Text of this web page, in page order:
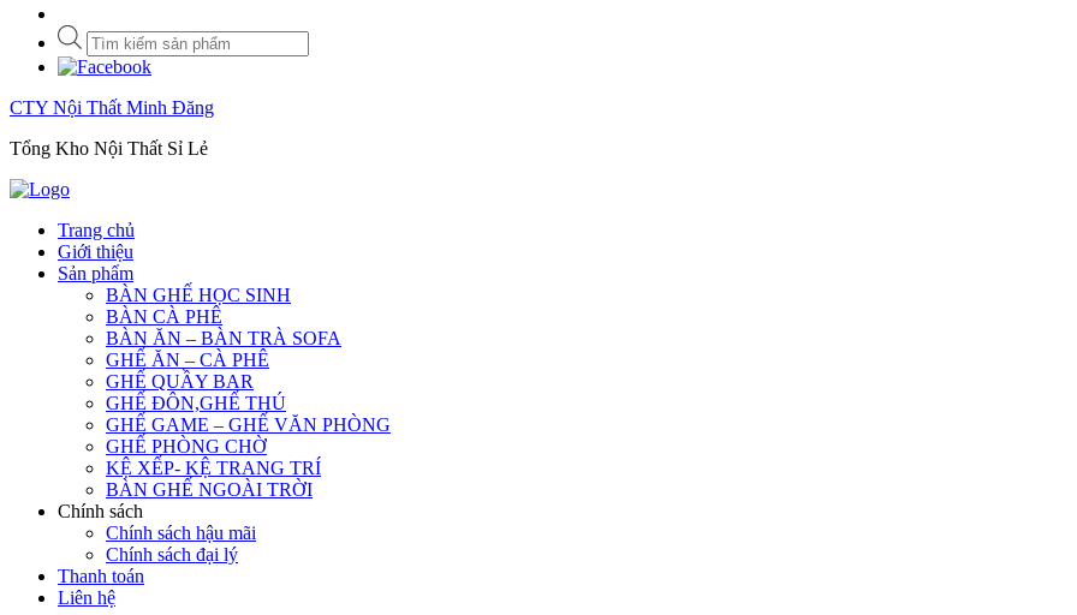
Tìm
kiếm
sản
phẩm
CTY Nội Thất Minh Đăng
Tổng Kho Nội Thất Sỉ Lẻ
Trang chủ
Giới thiệu
Sản phẩm
BÀN GHẾ HỌC SINH
BÀN CÀ PHÊ
BÀN ĂN – BÀN TRÀ SOFA
GHẾ ĂN – CÀ PHÊ
GHẾ QUẦY BAR
GHẾ ĐÔN,GHẾ THÚ
GHẾ GAME – GHẾ VĂN PHÒNG
GHẾ PHÒNG CHỜ
KỆ XẾP- KỆ TRANG TRÍ
BÀN GHẾ NGOÀI TRỜI
Chính sách
Chính sách hậu mãi
Chính sách đại lý
Thanh toán
Liên hệ